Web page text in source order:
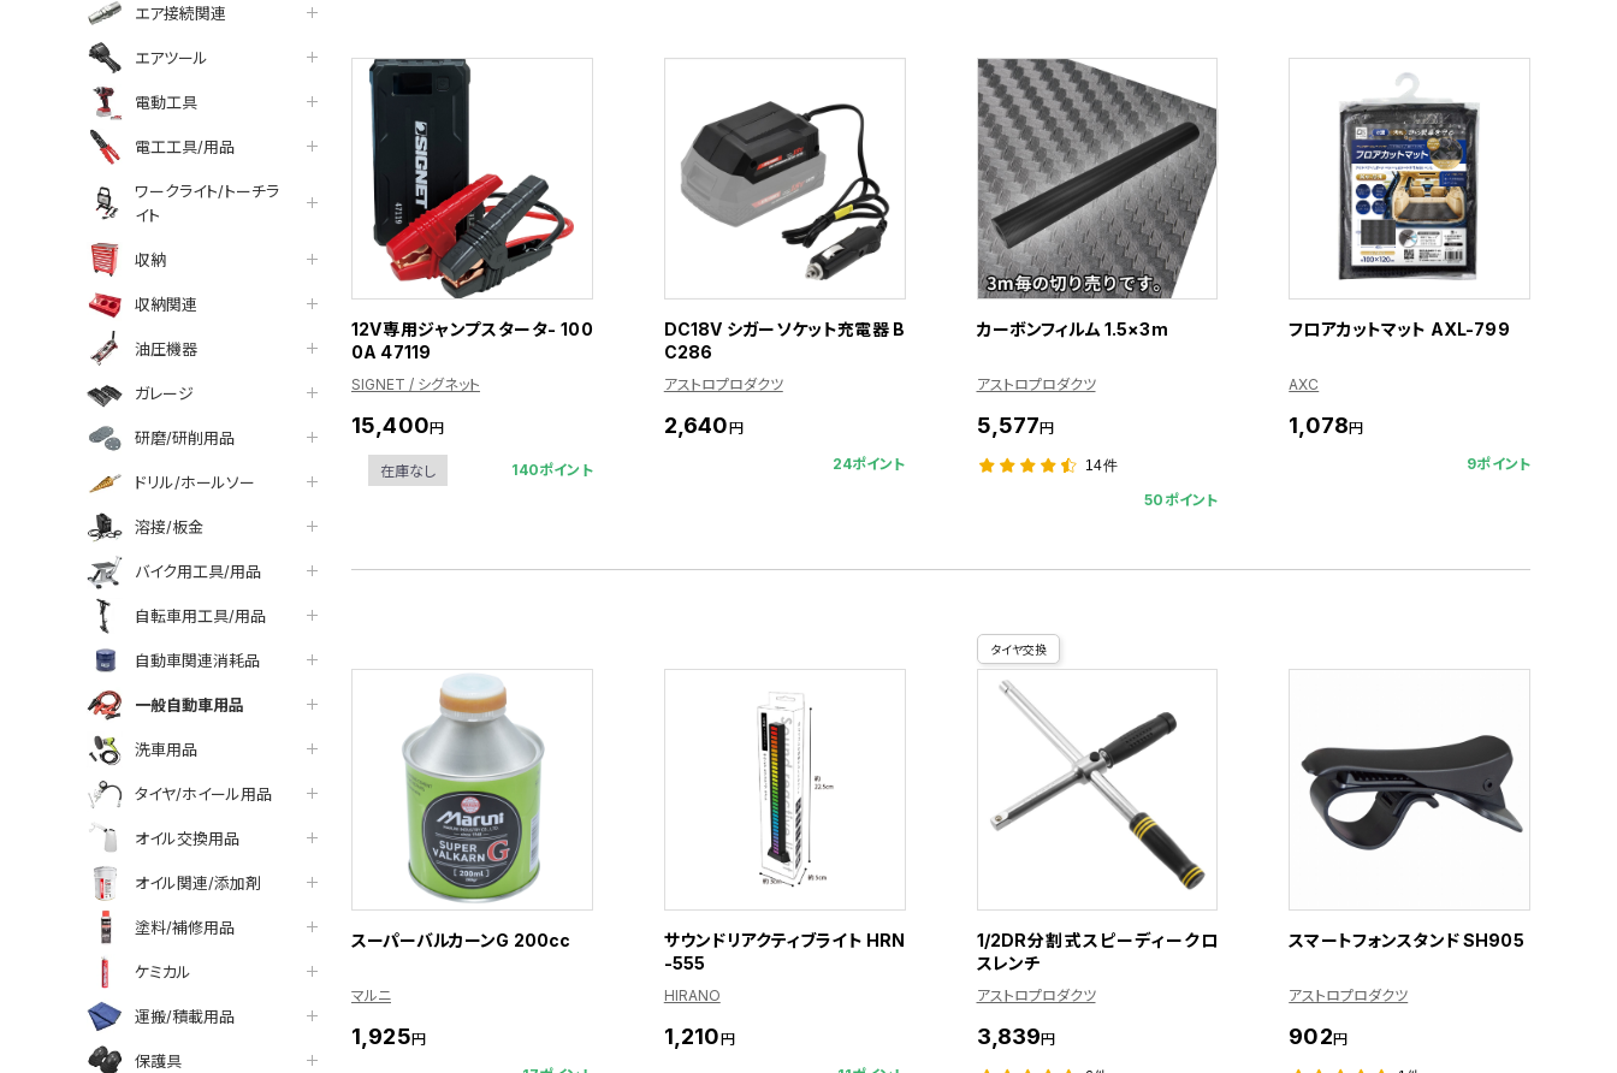
エア接続関連
エアツール
電動工具
電工工具/用品
ワークライト/トーチラ
イト
収納
収納関連
油圧機器
ガレージ
研磨/研削用品
ドリル/ホールソー
溶接/板金
バイク用工具/用品
自転車用工具/用品
自動車関連消耗品
一般自動車用品
洗車用品
タイヤ/ホイール用品
オイル交換用品
オイル関連/添加剤
塗料/補修用品
ケミカル
運搬/積載用品
保護具
12V専用ジャンプスタータ- 100
0A 47119
SIGNET / シグネット
15,400円
在庫なし 140ポイント
DC18V シガーソケット充電器 B
C286
アストロプロダクツ
2,640円
24ポイント
カーボンフィルム 1.5×3m
アストロプロダクツ
5,577円
14件
50ポイント
フロアカットマット AXL-799
AXC
1,078円
9ポイント
スーパーバルカーンG 200cc
マルニ
1,925円
サウンドリアクティブライト HRN
-555
HIRANO
1,210円
タイヤ交換
1/2DR分割式スピーディークロ
スレンチ
アストロプロダクツ
3,839円
スマートフォンスタンド SH905
アストロプロダクツ
902円